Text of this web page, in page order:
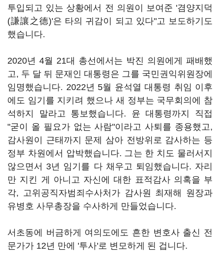
투입되고 있는 상황에서 전 의원이 보여준 '겸양지덕
(謙讓之德)'은 타의 귀감이 되고 있다"고 보도하기도
했습니다.
2020년 4월 21대 총선에서는 박진 의원에게 패배했
고, 두 달 뒤 문재인 대통령은 그를 국민권익위원장에
임명했습니다. 2022년 5월 윤석열 대통령 취임 이후
에도 임기를 지키려 했으나 새 정부는 국무회의에 참
석하지 말라고 통보했습니다. 윤 대통령까지 직접
"굳이 올 필요가 없는 사람"이라고 사퇴를 종용했고,
감사원이 근태까지 문제 삼아 전방위로 감사하는 등
정부 차원에서 압박했습니다. 그는 한 치도 물러서지
않으면서 3년 임기를 다 채우고 퇴임했습니다. 자리
만 지킨 게 아니고 자신에 대한 표적감사 의혹을 부
각, 고위공직자범죄수사처가 감사원 최재해 원장과
유병호 사무총장을 수사하게 만들었습니다.
서초동에 버금하게 여의도에도 흔한 변호사 출신 전
문가가 12년 만에 '투사'로 변모하게 된 겁니다.